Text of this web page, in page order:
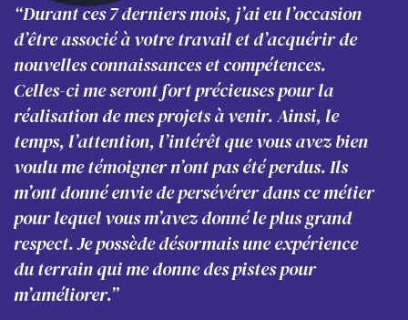
“Durant ces 7 derniers mois, j’ai eu l’occasion
d’être associé à votre travail et d’acquérir de
nouvelles connaissances et compétences.
Celles-ci me seront fort précieuses pour la
réalisation de mes projets à venir. Ainsi, le
temps, l’attention, l’intérêt que vous avez bien
voulu me témoigner n’ont pas été perdus. Ils
m’ont donné envie de persévérer dans ce métier
pour lequel vous m’avez donné le plus grand
respect. Je possède désormais une expérience
du terrain qui me donne des pistes pour
m’améliorer.”